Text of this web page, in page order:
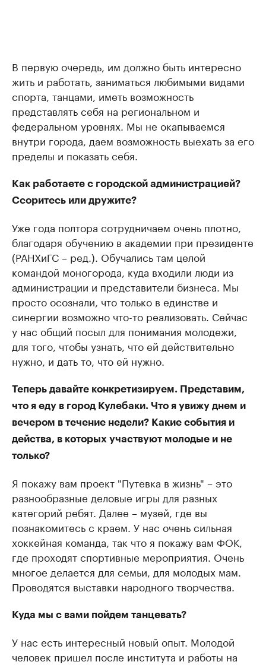
В первую очередь, им должно быть интересно
жить и работать, заниматься любимыми видами
спорта, танцами, иметь возможность
представлять себя на региональном и
федеральном уровнях. Мы не окапываемся
внутри города, даем возможность выехать за его
пределы и показать себя.
Как работаете с городской администрацией?
Ссоритесь или дружите?
Уже года полтора сотрудничаем очень плотно,
благодаря обучению в академии при президенте
(РАНХиГС – ред.). Обучались там целой
командой моногорода, куда входили люди из
администрации и представители бизнеса. Мы
просто осознали, что только в единстве и
синергии возможно что-то реализовать. Сейчас
у нас общий посыл для понимания молодежи,
для того, чтобы узнать, что ей действительно
нужно, и дать то, что ей нужно.
Теперь давайте конкретизируем. Представим,
что я еду в город Кулебаки. Что я увижу днем и
вечером в течение недели? Какие события и
действа, в которых участвуют молодые и не
только?
Я покажу вам проект "Путевка в жизнь" – это
разнообразные деловые игры для разных
категорий ребят. Далее – музей, где вы
познакомитесь с краем. У нас очень сильная
хоккейная команда, так что я покажу вам ФОК,
где проходят спортивные мероприятия. Очень
многое делается для семьи, для молодых мам.
Проводятся выставки народного творчества.
Куда мы с вами пойдем танцевать?
У нас есть интересный новый опыт. Молодой
человек пришел после института и работы на